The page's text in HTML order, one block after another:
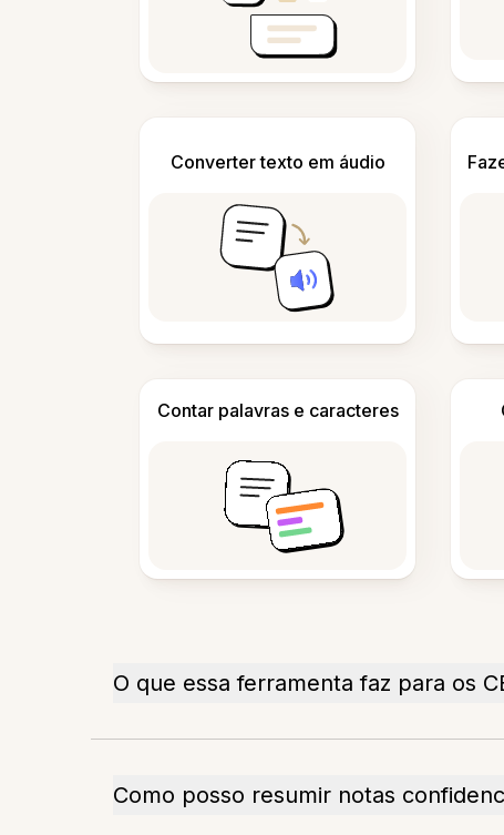
Converter texto em áudio
Contar palavras e caracteres
O que essa ferramenta faz para os
Como posso resumir notas